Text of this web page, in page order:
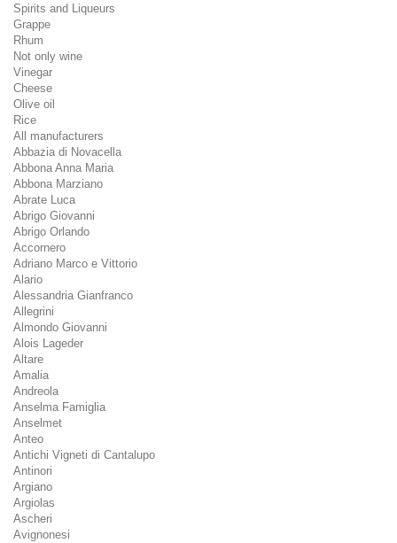
Spirits and Liqueurs
Grappe
Rhum
Not only wine
Vinegar
Cheese
Olive oil
Rice
All manufacturers
Abbazia di Novacella
Abbona Anna Maria
Abbona Marziano
Abrate Luca
Abrigo Giovanni
Abrigo Orlando
Accornero
Adriano Marco e Vittorio
Alario
Alessandria Gianfranco
Allegrini
Almondo Giovanni
Alois Lageder
Altare
Amalia
Andreola
Anselma Famiglia
Anselmet
Anteo
Antichi Vigneti di Cantalupo
Antinori
Argiano
Argiolas
Ascheri
Avignonesi